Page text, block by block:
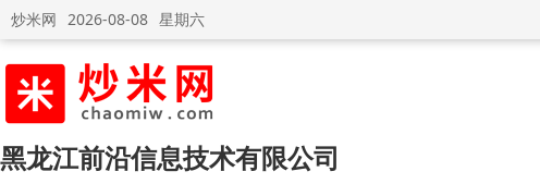
炒米网 2026-08-08 星期六
黑龙江前沿信息技术有限公司